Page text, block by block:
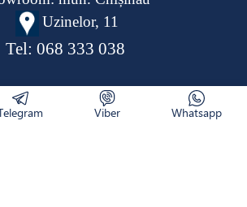
Uzinelor, 11
Tel: 068 333 038
Viber Whatsapp